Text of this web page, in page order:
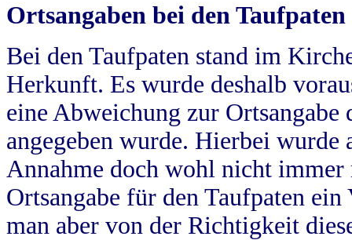
Ortsangaben bei den Taufpaten
Bei den Taufpaten stand im
Herkunft. Es wurde deshalb
eine Abweichung zur
angegeben wurde. Hierbei wurde
Annahme doch wohl nicht
Ortsangabe für den Taufpaten
man aber von der Richtigkeit